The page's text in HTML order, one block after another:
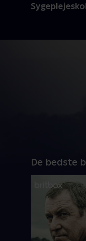
De bedste